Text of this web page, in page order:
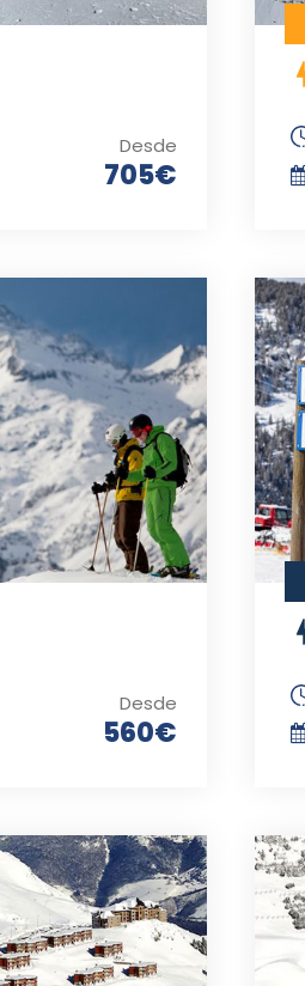
Desde
705€
Desde
560€